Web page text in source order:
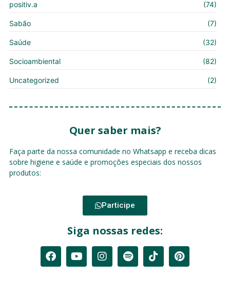
positiv.a (74)
Sabão (7)
Saúde (32)
Socioambiental (82)
Uncategorized (2)
Quer saber mais?
Faça parte da nossa comunidade no Whatsapp e receba dicas
sobre higiene e saúde e promoções especiais dos nossos
produtos:
Participe
Siga nossas redes: